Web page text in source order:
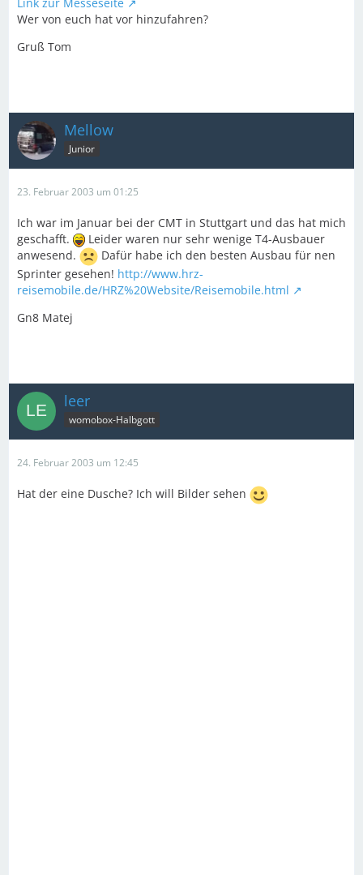
Wer von euch hat vor hinzufahren?
Gruß Tom
Mellow
Junior
23. Februar 2003 um 01:25
Ich war im Januar bei der CMT in Stuttgart und das hat mich
geschafft.
Leider waren nur sehr wenige T4-Ausbauer
anwesend.
Dafür habe ich den besten Ausbau für nen
Sprinter gesehen! http://www.hrz-
reisemobile.de/HRZ%20Website/Reisemobile.html
Gn8 Matej
leer
womobox-Halbgott
24. Februar 2003 um 12:45
Hat der eine Dusche? Ich will Bilder sehen